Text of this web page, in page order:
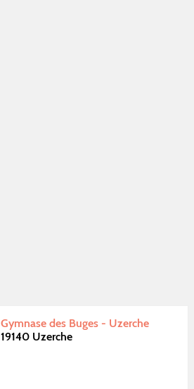
Gymnase des Buges - Uzerche
19140 Uzerche